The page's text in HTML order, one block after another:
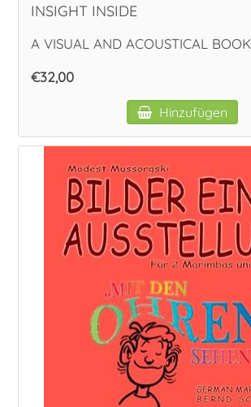
INSIGHT INSIDE
A VISUAL AND ACOUSTICAL BOOK
€32,00
Hinzufügen